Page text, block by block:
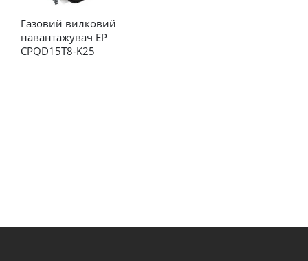
Газовий вилковий
навантажувач EP
CPQD15T8-K25